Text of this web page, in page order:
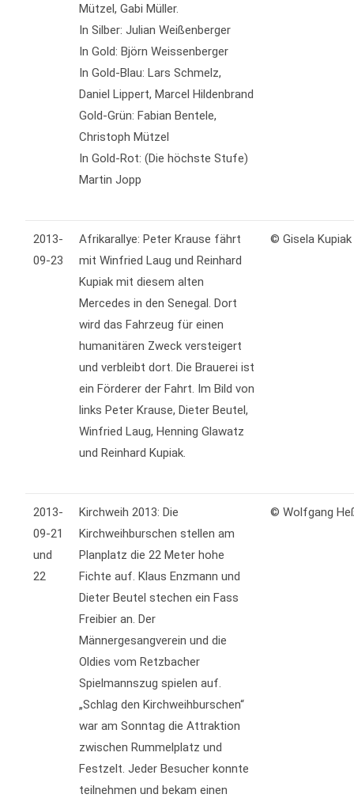
Mützel, Gabi Müller.
In Silber: Julian Weißenberger
In Gold: Björn Weissenberger
In Gold-Blau: Lars Schmelz,
Daniel Lippert, Marcel Hildenbrand
Gold-Grün: Fabian Bentele,
Christoph Mützel
In Gold-Rot: (Die höchste Stufe)
Martin Jopp
2013-
09-23
Afrikarallye: Peter Krause fährt
mit Winfried Laug und Reinhard
Kupiak mit diesem alten
Mercedes in den Senegal. Dort
wird das Fahrzeug für einen
humanitären Zweck versteigert
und verbleibt dort. Die Brauerei ist
ein Förderer der Fahrt. Im Bild von
links Peter Krause, Dieter Beutel,
Winfried Laug, Henning Glawatz
und Reinhard Kupiak.
© Gisela
2013-
09-21
und
22
Kirchweih 2013: Die
Kirchweihburschen stellen am
Planplatz die 22 Meter hohe
Fichte auf. Klaus Enzmann und
Dieter Beutel stechen ein Fass
Freibier an. Der
Männergesangverein und die
Oldies vom Retzbacher
Spielmannszug spielen auf.
„Schlag den Kirchweihburschen“
war am Sonntag die Attraktion
zwischen Rummelplatz und
Festzelt. Jeder Besucher konnte
teilnehmen und bekam einen
© Wolfgang